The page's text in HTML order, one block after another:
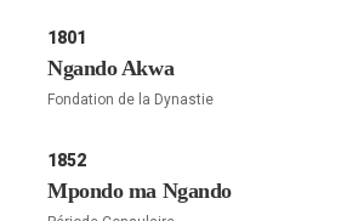
1801
Ngando Akwa
Fondation de la Dynastie
1852
Mpondo ma Ngando